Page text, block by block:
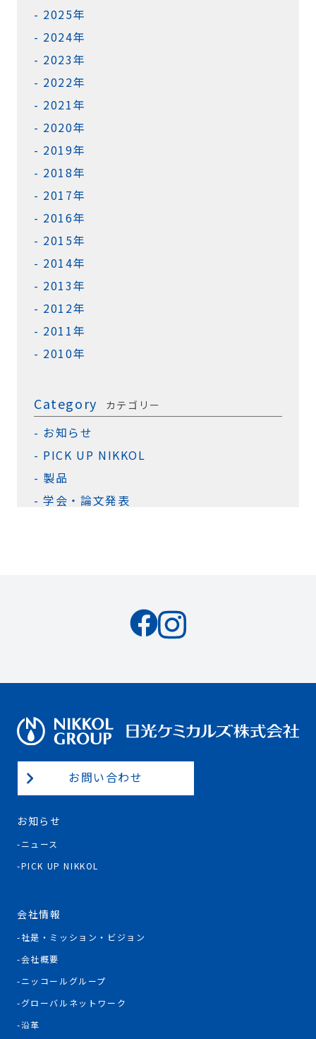
2025年
2024年
2023年
2022年
2021年
2020年
2019年
2018年
2017年
2016年
2015年
2014年
2013年
2012年
2011年
2010年
Category カテゴリー
お知らせ
PICK UP NIKKOL
製品
学会・論文発表
お問い合わせ
お知らせ
ニュース
PICK UP NIKKOL
会社情報
社是・ミッション・ビジョン
会社概要
ニッコールグループ
グローバルネットワーク
沿革